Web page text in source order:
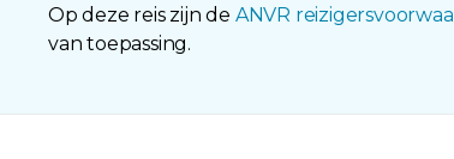
Op deze reis zijn de ANVR
van toepassing.